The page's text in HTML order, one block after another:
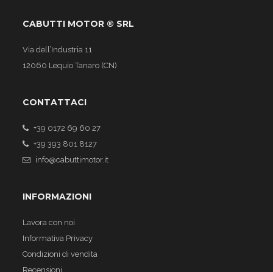
CABUTTI MOTOR ® SRL
Via dell’Industria 11
12060 Lequio Tanaro (CN)
CONTATTACI
+39 0172 69 60 27
+39 393 801 8127
info@cabuttimotor.it
INFORMAZIONI
Lavora con noi
Informativa Privacy
Condizioni di vendita
Recensioni